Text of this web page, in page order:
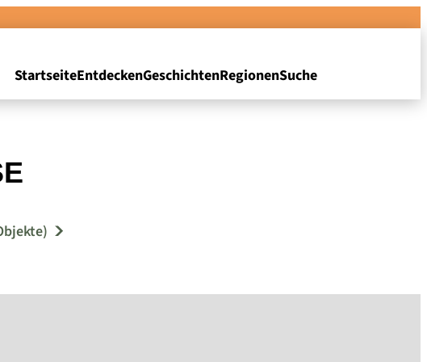
StartseiteEntdeckenGeschichtenRegionenSuche